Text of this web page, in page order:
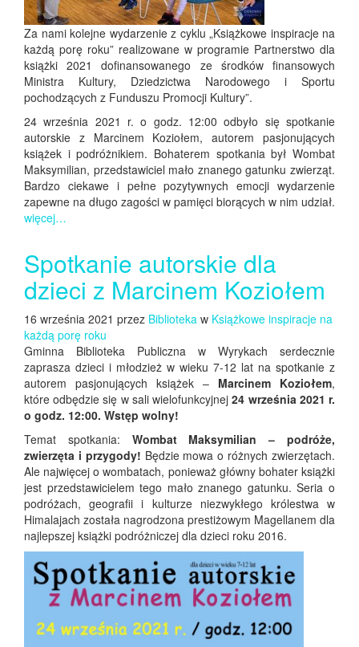
Za nami kolejne wydarzenie z cyklu „Książkowe inspiracje na
każdą porę roku” realizowane w programie Partnerstwo dla
książki 2021 dofinansowanego ze środków finansowych
Ministra Kultury, Dziedzictwa Narodowego i Sportu
pochodzących z Funduszu Promocji Kultury”.
24 września 2021 r. o godz. 12:00 odbyło się spotkanie
autorskie z Marcinem Koziołem, autorem pasjonujących
książek i podróżnikiem. Bohaterem spotkania był Wombat
Maksymilian, przedstawiciel mało znanego gatunku zwierząt.
Bardzo ciekawe i pełne pozytywnych emocji wydarzenie
zapewne na długo zagości w pamięci biorących w nim udział.
więcej…
Spotkanie autorskie dla
dzieci z Marcinem Koziołem
16 września 2021 przez Biblioteka w Książkowe inspiracje na
każdą porę roku
Gminna Biblioteka Publiczna w Wyrykach serdecznie
zaprasza dzieci i młodzież w wieku 7-12 lat na spotkanie z
autorem pasjonujących książek – Marcinem Koziołem,
które odbędzie się w sali wielofunkcyjnej24 września 2021 r.
o godz. 12:00. Wstęp wolny!
Temat spotkania: Wombat Maksymilian – podróże,
zwierzęta i przygody! Będzie mowa o różnych zwierzętach.
Ale najwięcej o wombatach, ponieważ główny bohater książki
jest przedstawicielem tego mało znanego gatunku. Seria o
podróżach, geografii i kulturze niezwykłego królestwa w
Himalajach została nagrodzona prestiżowym Magellanem dla
najlepszej książki podróżniczej dla dzieci roku 2016.